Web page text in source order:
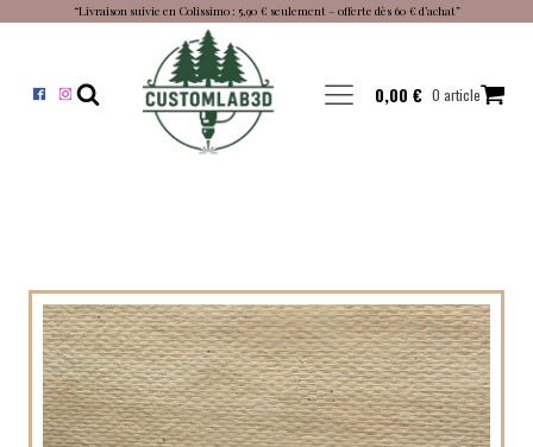
“Livraison suivie en Colissimo : 5,90 € seulement – offerte dès 60 € d’achat”
0,00 € 0 article